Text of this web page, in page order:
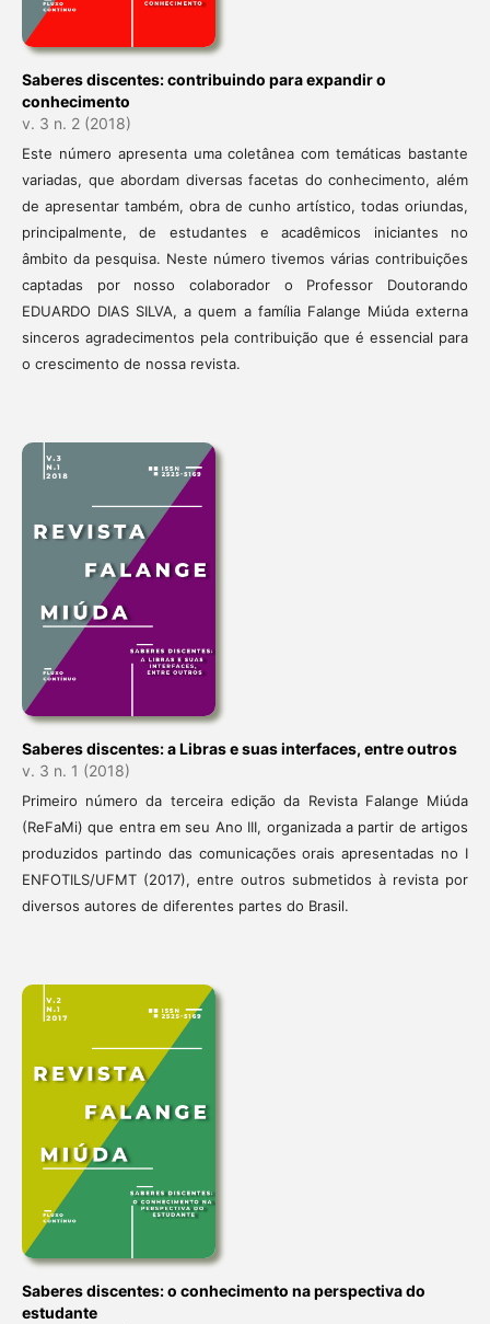
Saberes discentes: contribuindo para expandir o
conhecimento
v. 3 n. 2 (2018)
Este número apresenta uma coletânea com temáticas bastante
variadas, que abordam diversas facetas do conhecimento, além
de apresentar também, obra de cunho artístico, todas oriundas,
principalmente, de estudantes e acadêmicos iniciantes no
âmbito da pesquisa. Neste número tivemos várias contribuições
captadas por nosso colaborador o Professor Doutorando
EDUARDO DIAS SILVA, a quem a família Falange Miúda externa
sinceros agradecimentos pela contribuição que é essencial para
o crescimento de nossa revista.
Saberes discentes: a Libras e suas interfaces, entre outros
v. 3 n. 1 (2018)
Primeiro número da terceira edição da Revista Falange Miúda
(ReFaMi) que entra em seu Ano III, organizada a partir de artigos
produzidos partindo das comunicações orais apresentadas no I
ENFOTILS/UFMT (2017), entre outros submetidos à revista por
diversos autores de diferentes partes do Brasil.
Saberes discentes: o conhecimento na perspectiva do
estudante